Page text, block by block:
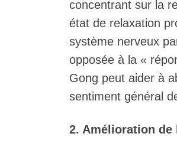
concentrant sur la
état de relaxation
système nerveux
opposée à la «
Gong peut aider à
sentiment général
2. Amélioration